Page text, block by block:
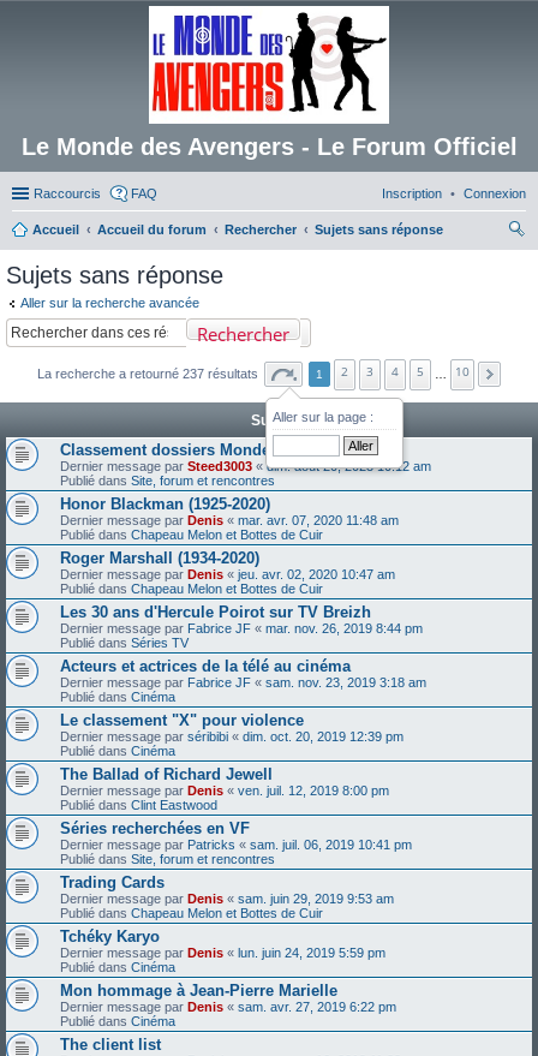
Le Monde des Avengers - Le Forum Officiel
Raccourcis FAQ Connexion
Inscription
Accueil Accueil du forum Rechercher
Sujets sans réponse
Sujets sans réponse
Aller sur la recherche avancée
Rechercher
La recherche a retourné 237 résultats
Aller sur la page :
1 2 3 4 5 10
Sujets
Classement dossiers Monde des Avengers
Dernier message par Steed3003 «dim. août 20, 2023 10:12 am
Publié dans Site, forum et rencontres
Honor Blackman (1925-2020)
Dernier message par Denis « mar. avr. 07, 2020 11:48 am
Publié dans Chapeau Melon et Bottes de Cuir
Roger Marshall (1934-2020)
Dernier message par Denis « jeu. avr. 02, 2020 10:47 am
Publié dans Chapeau Melon et Bottes de Cuir
Les 30 ans d'Hercule Poirot sur TV Breizh
Dernier message par Fabrice JF « mar. nov. 26, 2019 8:44 pm
Publié dans Séries TV
Acteurs et actrices de la télé au cinéma
Dernier message par Fabrice JF « sam. nov. 23, 2019 3:18 am
Publié dans Cinéma
Le classement "X" pour violence
Dernier message par séribibi « dim. oct. 20, 2019 12:39 pm
Publié dans Cinéma
The Ballad of Richard Jewell
Dernier message par Denis « ven. juil. 12, 2019 8:00 pm
Publié dans Clint Eastwood
Séries recherchées en VF
Dernier message par Patricks « sam. juil. 06, 2019 10:41 pm
Publié dans Site, forum et rencontres
Trading Cards
Dernier message par Denis « sam. juin 29, 2019 9:53 am
Publié dans Chapeau Melon et Bottes de Cuir
Tchéky Karyo
Dernier message par Denis « lun. juin 24, 2019 5:59 pm
Publié dans Cinéma
Mon hommage à Jean-Pierre Marielle
Dernier message par Denis « sam. avr. 27, 2019 6:22 pm
Publié dans Cinéma
The client list